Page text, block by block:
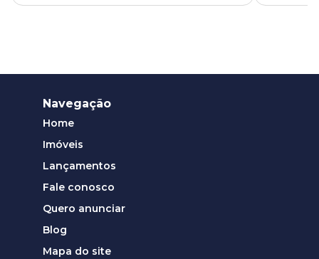
Navegação
Home
Imóveis
Lançamentos
Fale conosco
Quero anunciar
Blog
Mapa do site